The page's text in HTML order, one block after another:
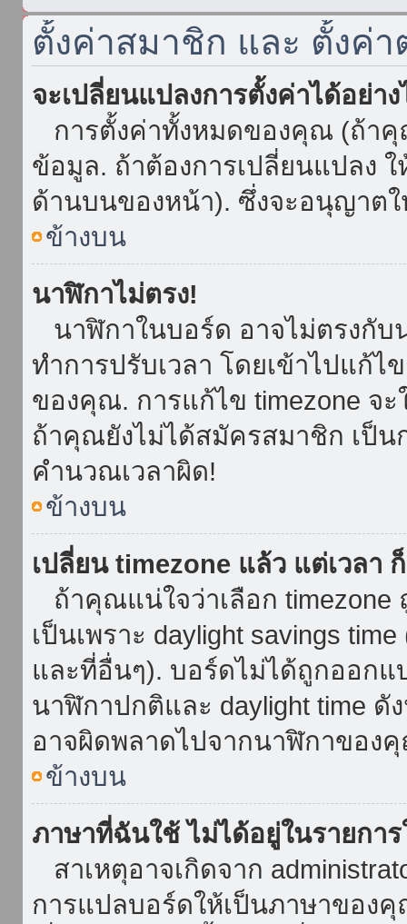
ตั้งค่าสมาชิก และ ตั้งค่า
จะเปลี่ยนแปลงการตั้งค่าได้อย่าง
การตั้งค่าทั้งหมดของคุณ (ถ้าคุ
ข้อมูล. ถ้าต้องการเปลี่ยนแปลง
ด้านบนของหน้า). ซึ่งจะอนุญาต
ข้างบน
นาฬิกาไม่ตรง!
นาฬิกาในบอร์ด อาจไม่ตรงกั
ทำการปรับเวลา โดยเข้าไปแก้
ของคุณ. การแก้ไข timezone จ
ถ้าคุณยังไม่ได้สมัครสมาชิก เป็
คำนวณเวลาผิด!
ข้างบน
เปลี่ยน timezone แล้ว แต่เวลา
ถ้าคุณแน่ใจว่าเลือก timezone
เป็นเพราะ daylight savings
และที่อื่นๆ). บอร์ดไม่ได้ถูกออกแ
นาฬิกาปกติและ daylight time
อาจผิดพลาดไปจากนาฬิกาของ
ข้างบน
ภาษาที่ฉันใช้ ไม่ได้อยู่ในรายการ
สาเหตุอาจเกิดจาก
การแปลบอร์ดให้เป็นภาษาของ